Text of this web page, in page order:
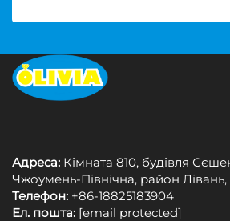
Адреса: Кімната 810, будівля
Чжоумень-Північна, район
Телефон: +86-18825183904
Ел. пошта: [email protected]